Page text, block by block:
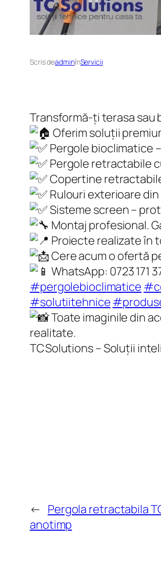
Scris deadminînServicii
Transformă-ți terasa sau
Oferim soluții
Pergole bioclimatice
Pergole retractabile
Copertine
Rulouri exterioare
Sisteme screen –
Montaj profesional.
Proiecte realizate în
Cere acum o ofertă
WhatsApp: 0723 171
#pergolebioclimatice
#solutiitehnice
Toate imaginile din
realitate.
TCSolutions – Soluții
← Pergola retractabila
anotimp